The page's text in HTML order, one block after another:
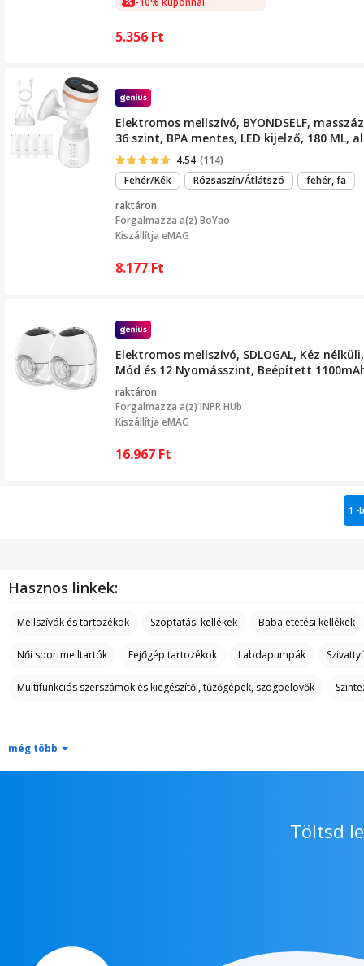
5.356 Ft
Elektromos mellszívó, BYONDSELF,
36 szint, BPA mentes, LED kijelző, 180
4.54 (114)
Fehér/Kék
Rózsaszín/Átlátszó
fehér, fa
raktáron
Forgalmazza a(z) BoYao
Kiszállítja eMAG
8.177 Ft
Elektromos mellszívó, SDLOGAL, Kéz
Mód és 12 Nyomásszint, Beépített
raktáron
Forgalmazza a(z) INPR HUb
Kiszállítja eMAG
16.967 Ft
1 -
Hasznos linkek:
Mellszívók és tartozékok Szoptatási kellékek Baba etetési kellékek
Női sportmelltartók Fejőgép tartozékok Labdapumpák
Multifunkciós szerszámok és kiegészítői, tűzőgépek, szögbelövők
még több
Töltsd